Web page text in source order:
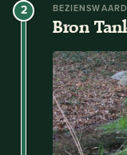
2
Bron